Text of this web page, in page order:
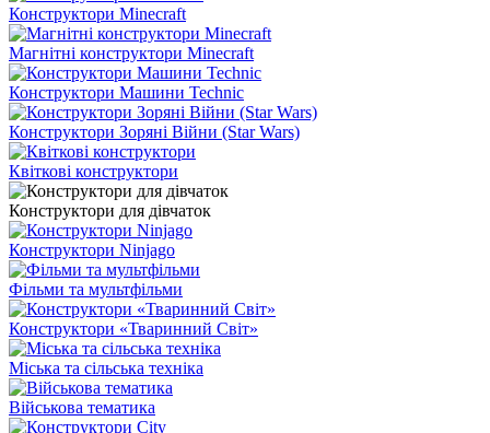
Конструктори Minecraft
Магнітні конструктори Minecraft
Конструктори Машини Technic
Конструктори Зоряні Війни (Star Wars)
Квіткові конструктори
Конструктори для дівчаток
Конструктори Ninjago
Фільми та мультфільми
Конструктори «Тваринний Світ»
Міська та сільська техніка
Військова тематика